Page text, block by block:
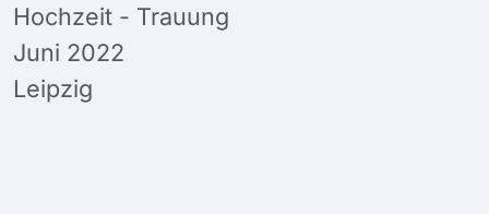
Hochzeit - Trauung
Juni 2022
Leipzig